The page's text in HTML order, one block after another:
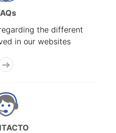
the different
in our websites